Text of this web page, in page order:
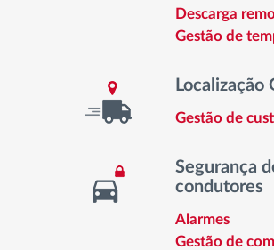
Descarga
Gestão de
Gestão de
Segurança
condutores
Alarmes
Gestão de